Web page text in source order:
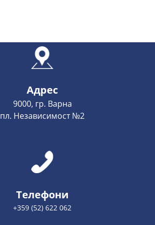
Адрес
9000, гр. Варна
пл. Независимост №2
Телефони
+359 (52) 622 062